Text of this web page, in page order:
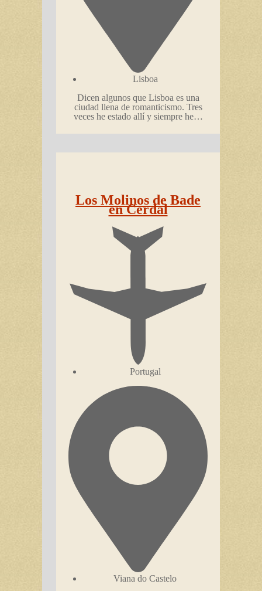
Lisboa
Dicen algunos que Lisboa es una
ciudad llena de romanticismo. Tres
veces he estado allí y siempre he…
Los Molinos de Bade
en Cerdal
Portugal
Viana do Castelo